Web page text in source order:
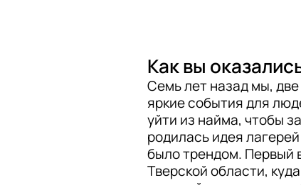
Как вы
Семь лет назад мы,
яркие события для
уйти из найма, чтобы
родилась идея
было трендом. Первый
Тверской области,